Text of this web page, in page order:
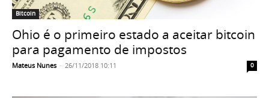
Bitcoin
Ohio é o primeiro estado a aceitar bitcoin
para pagamento de impostos
Mateus Nunes - 26/11/2018 10:11 0